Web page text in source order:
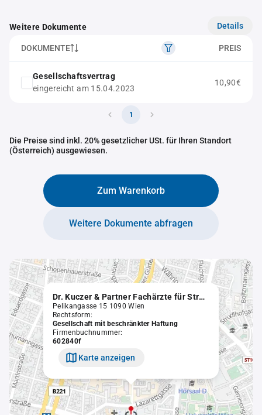
Weitere Dokumente Details
DOKUMENTE PREIS
Gesellschaftsvertrag
eingereicht am 15.04.2023
10,90€
1
Die Preise sind inkl. 20% gesetzlicher USt. für Ihren Standort
(Österreich) ausgewiesen.
Zum Warenkorb
Weitere Dokumente abfragen
Dr. Kuczer & Partner Fachärzte für Strahlentherapie und Radioonkologie GmbH
Pelikangasse 15 1090 Wien
Rechtsform:
Gesellschaft mit beschränkter Haftung
Firmenbuchnummer:
602840f
Karte anzeigen